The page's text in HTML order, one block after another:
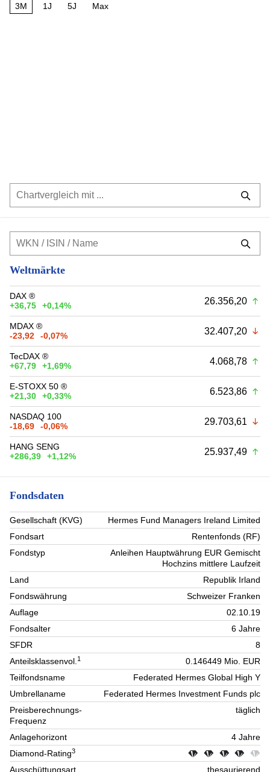
3M 1J 5J Max
Weltmärkte
DAX ®
+36,75
+0,14% 26.356,20
MDAX ®
-23,92
-0,07% 32.407,20
TecDAX ®
+67,79
+1,69% 4.068,78
E-STOXX 50 ®
+21,30
+0,33% 6.523,86
NASDAQ 100
-18,69
-0,06% 29.703,61
HANG SENG
+286,39
+1,12% 25.937,49
Fondsdaten
Gesellschaft (KVG)
Hermes Fund Managers Ireland Limited
Fondsart
Rentenfonds (RF)
Fondstyp
Anleihen Hauptwährung EUR Gemischt
Hochzins mittlere Laufzeit
Land
Republik Irland
Fondswährung
Schweizer Franken
Auflage
02.10.19
Fondsalter
6 Jahre
SFDR
8
Anteilsklassenvol.1
0.146449 Mio. EUR
Teilfondsname
Federated Hermes Global High Y
Umbrellaname
Federated Hermes Investment Funds plc
Preisberechnungs-
Frequenz
täglich
Anlagehorizont
4 Jahre
Diamond-Rating3
Ausschüttungsart thesaurierend